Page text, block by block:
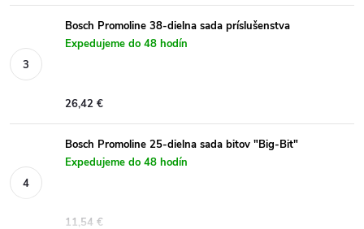
Bosch Promoline 38-dielna sada príslušenstva
Expedujeme do 48 hodín
26,42 €
Bosch Promoline 25-dielna sada bitov "Big-Bit"
Expedujeme do 48 hodín
11,54 €